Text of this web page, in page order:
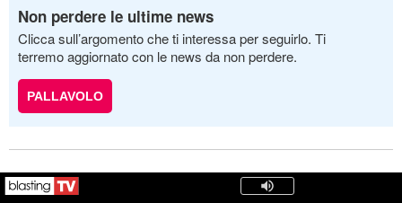
Non perdere le ultime news
Clicca sull’argomento che ti interessa per seguirlo. Ti
terremo aggiornato con le news da non perdere.
PALLAVOLO